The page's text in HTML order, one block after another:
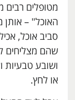
מטופלים
האוכל" –
סביב אוכל,
שהם מצליחים
ושובע טבעיות
או לחץ.